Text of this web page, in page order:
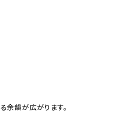
余韻が広がります。